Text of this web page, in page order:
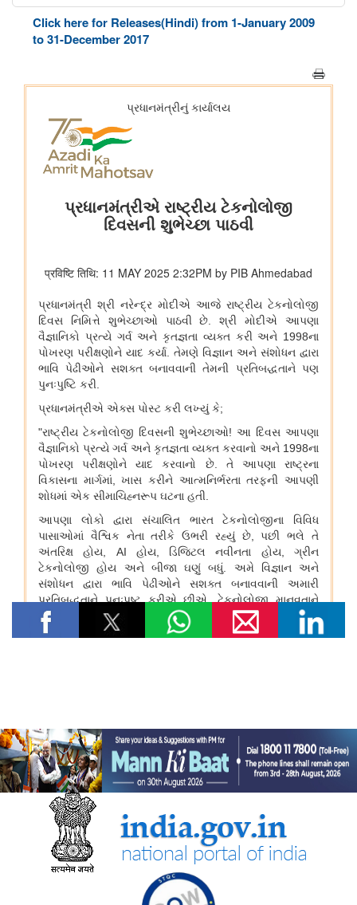
सहकारिता मंत्रालय
केन्द्रीय गृह एवं सहकारिता मंत्री श्री अमित शाह ने मुंबई में NUCFDC के
भोपाल में 11 ब्रिक्स संस्कृति मंत्रियों की बैठक संपन्न हुई; भोपाल घोषणापत्र
को अपनाया
भारतीय वायु सेना बैंड द्वारा स्वतंत्रता दिवस समारोह 2026 के दौरान प्रदर्शन
प्रधानमंत्री श्री नरेन्द्र मोदी ने आईआईटी दिल्ली के 57वें दीक्षांत समारोह को
इलेक्ट्रानिक्स एवं आईटी मंत्रालय
डिजिलॉकर ने एएईआरआई के साथ साझेदारी करके ऑस्ट्रेलिया जाने वाले
भारतीय छात्रों के लिए दस्तावेज़ सत्यापन प्रक्रिया को तेज़ किया है
वित्‍त मंत्रालय
यूजर्स के लिए यूपीआई निःशुल्क
विधि एवं न्‍याय मंत्रालय
प्रेस नोट
पेट्रोलियम एवं प्राकृतिक गैस मंत्रालय
तेल विपणन कंपनियों (ओएमसी) ने ई20 पेट्रोल में नमी और क्लोराइड की
मौजूदगी की जांच की: 500 पीपीएम क्लोराइड और नमी की मौजूदगी के दावों
की पुष्टि नहीं हुई
रेल मंत्रालय
विज्ञान एवं प्रौद्योगिकी मंत्रालय
सीएसआईआर-सीआरआरआई ने राजस्थान सरकार के समक्ष स्वदेशी
एमएसएस+ सड़क प्रौद्योगिकी का प्रदर्शन किया
सीएसआईआर-एनआईएससीपीआर ने “लोकप्रिय विज्ञान लेखन” पर दो दिवसीय
कौशल प्रशिक्षण कार्यक्रम आयोजित किया और प्रतिभागियों को सामान्य जन
तक विज्ञान का संचार करने के लिए प्रेरित किया
केन्‍द्रीय मंत्री डॉ. जितेंद्र सिंह ने लखनऊ में सीएसआईआर-एनबीआरआई द्वारा
विकसित अपनी तरह का पहला 'इको-एजुकेशनल हब' राष्ट्र को समर्पित किया
Click here for Releases(Hindi) from 1-January 2009
to 31-December 2017